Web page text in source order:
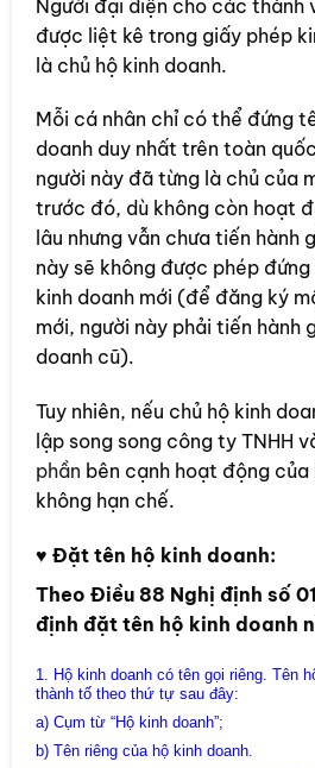
Người đại diện cho các thành
được liệt kê trong giấy phép
là chủ hộ kinh doanh.
Mỗi cá nhân chỉ có thể đứng
doanh duy nhất trên toàn
người này đã từng là chủ của
trước đó, dù không còn hoạt
lâu nhưng vẫn chưa tiến hành
này sẽ không được phép
kinh doanh mới (để đăng ký
mới, người này phải tiến hành
doanh cũ).
Tuy nhiên, nếu chủ hộ kinh
lập song song công ty TNHH
phần bên cạnh hoạt động của
không hạn chế.
♥ Đặt tên hộ kinh doanh:
Theo Điều 88 Nghị định số
định đặt tên hộ kinh doanh
1. Hộ kinh doanh có tên gọi riêng. Tên
thành tố theo thứ tự sau đây:
a) Cụm từ “Hộ kinh doanh”;
b) Tên riêng của hộ kinh doanh.